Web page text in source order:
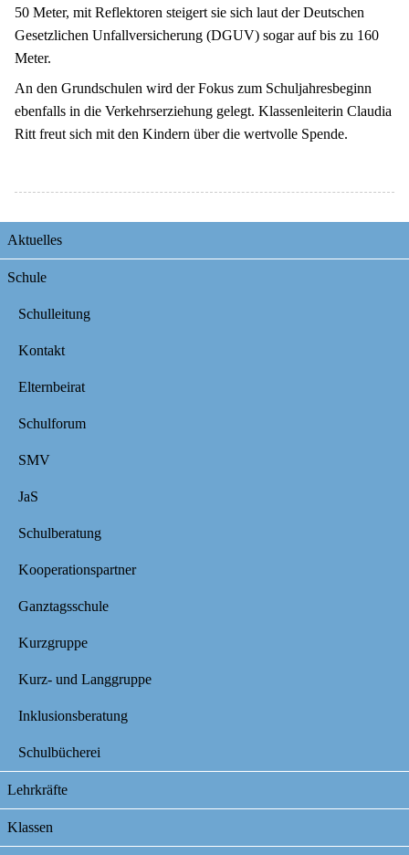
50 Meter, mit Reflektoren steigert sie sich laut der Deutschen
Gesetzlichen Unfallversicherung (DGUV) sogar auf bis zu 160
Meter.
An den Grundschulen wird der Fokus zum Schuljahresbeginn
ebenfalls in die Verkehrserziehung gelegt. Klassenleiterin Claudia
Ritt freut sich mit den Kindern über die wertvolle Spende.
Navigation
Aktuelles
Schule
Schulleitung
Kontakt
Elternbeirat
Schulforum
SMV
JaS
Schulberatung
Kooperationspartner
Ganztagsschule
Kurzgruppe
Kurz- und Langgruppe
Inklusionsberatung
Schulbücherei
Lehrkräfte
Klassen